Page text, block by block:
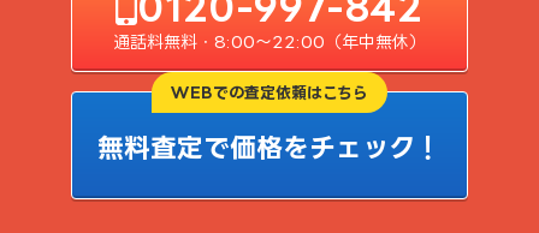
通話料無料・8:00〜22:00（年中無休）
WEBでの査定依頼はこちら
無料査定で価格をチェック！